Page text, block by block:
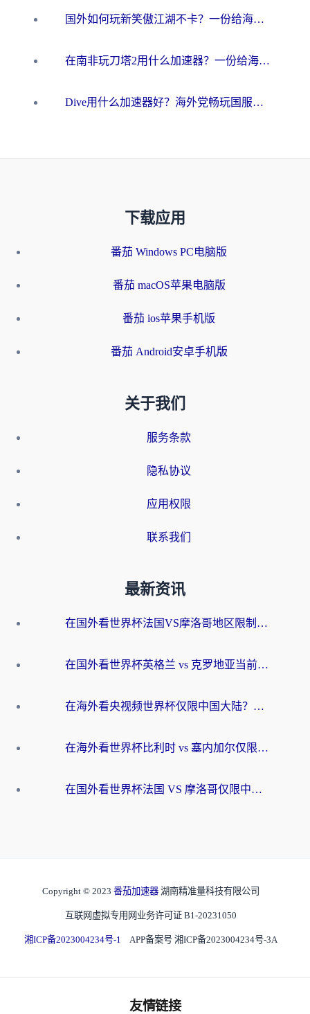
国外如何玩新笑傲江湖不卡？一份给海外游子的终极网络指南
在南非玩刀塔2用什么加速器？一份给海外游子的终极生存指南
Dive用什么加速器好？海外党畅玩国服游戏的终极避坑指南
下载应用
番茄 Windows PC电脑版
番茄 macOS苹果电脑版
番茄 ios苹果手机版
番茄 Android安卓手机版
关于我们
服务条款
隐私协议
应用权限
联系我们
最新资讯
在国外看世界杯法国VS摩洛哥地区限制？这篇指南让你流畅看中文解说无压力
在国外看世界杯英格兰 vs 克罗地亚当前地区不可播放？这篇指南帮你搞定所有海外观赛难题
在海外看央视频世界杯仅限中国大陆？这篇指南帮你解锁中文解说+无卡顿直播
在海外看世界杯比利时 vs 塞内加尔仅限中国大陆？我找到了最流畅的中文解说之路
在国外看世界杯法国 VS 摩洛哥仅限中国大陆？海外党这样看中文解说赛事不卡顿
Copyright © 2023 番茄加速器 湖南精准量科技有限公司
互联网虚拟专用网业务许可证 B1-20231050
湘ICP备2023004234号-1 APP备案号 湘ICP备2023004234号-3A
友情链接